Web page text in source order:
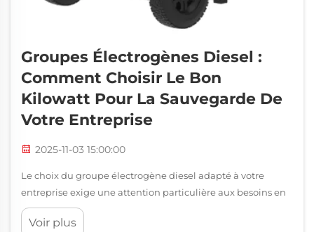
Groupes Électrogènes Diesel :
Comment Choisir Le Bon
Kilowatt Pour La Sauvegarde De
Votre Entreprise
2025-11-03 15:00:00
Le choix du groupe électrogène diesel adapté à votre
entreprise exige une attention particulière aux besoins en
énergie, aux normes de fiabilité et aux coûts d'exploitation
à long terme. Lors de l'évaluation des solutions
Voir plus